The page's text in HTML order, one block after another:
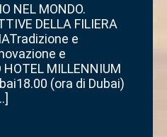
NEL MONDO.
DELLA FILIERA
e
e
MILLENNIUM
(ora di Dubai)